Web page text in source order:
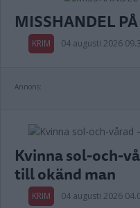
MISSHANDEL
KRIM 04 augusti 2026
Annons:
Kvinna sol-och-
till okänd man
KRIM 04 augusti 2026